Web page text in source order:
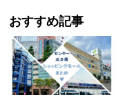
おすすめ記事